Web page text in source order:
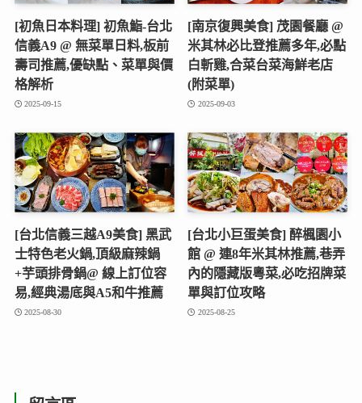
[初魚日本料理] 初魚鮨-台北
信義A9 @ 無菜單日料,板前
壽司推薦,優缺點、菜單與價
格解析
2025-09-15
[南京復興美食] 茂園餐廳 @
米其林必比登推薦多年,必點
白斬雞,合菜台菜海鮮老店
(附菜單)
2025-09-03
[台北信義三越A9美食] 黑武
士特色老火鍋,頂級麻辣鍋
+芋頭排骨鍋@ 線上訂位容
易,經典湯底與A5和牛推薦
2025-08-30
[台北小巨蛋美食] 醉楓園小
館 @ 連8年米其林推薦,巷弄
內的隱藏版粵菜,必吃招牌菜
單與訂位攻略
2025-08-25